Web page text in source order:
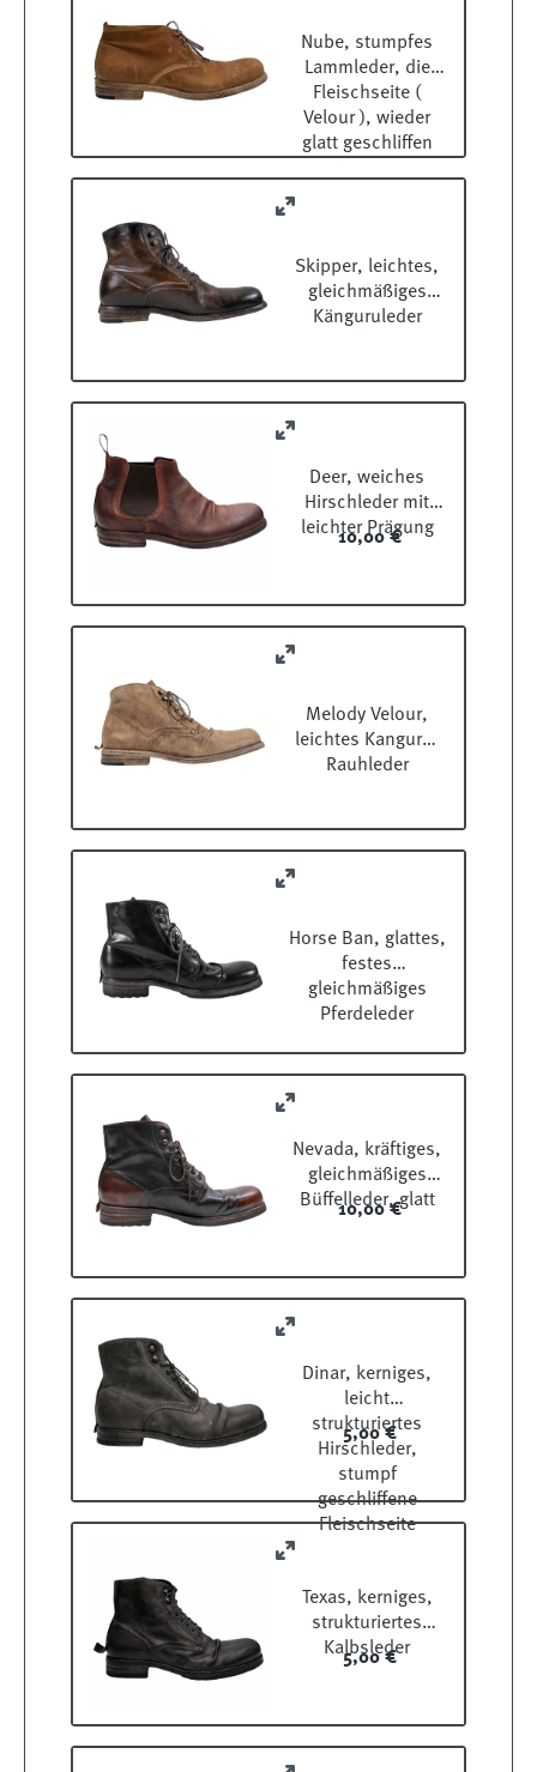
Nube, stumpfes
Lammleder, die
Fleischseite (
Velour ), wieder
glatt geschliffen
Skipper, leichtes,
gleichmäßiges
Känguruleder
Deer, weiches
Hirschleder mit
leichter Prägung
10,00 €
Melody Velour,
leichtes Kanguru-
Rauhleder
Horse Ban, glattes,
festes
gleichmäßiges
Pferdeleder
Nevada, kräftiges,
gleichmäßiges
Büffelleder, glatt
10,00 €
Dinar, kerniges,
leicht
strukturiertes
Hirschleder,
stumpf
geschliffene
Fleischseite
5,00 €
Texas, kerniges,
strukturiertes
Kalbsleder
5,00 €